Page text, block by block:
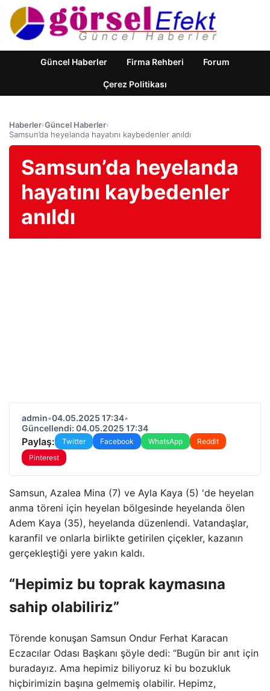
Güncel Haberler Firma Rehberi Forum
Çerez Politikası
Haberler›Güncel Haberler›
Samsun’da heyelanda hayatını kaybedenler anıldı
Samsun’da heyelanda
hayatını kaybedenler
anıldı
admin•04.05.2025 17:34•
Güncellendi: 04.05.2025 17:34
Paylaş: Twitter Facebook WhatsApp
Reddit
Pinterest
Samsun, Azalea Mina (7) ve Ayla Kaya (5) 'de heyelan
anma töreni için heyelan bölgesinde heyelanda ölen
Adem Kaya (35), heyelanda düzenlendi. Vatandaşlar,
karanfil ve onlarla birlikte getirilen çiçekler, kazanın
gerçekleştiği yere yakın kaldı.
“Hepimiz bu toprak kaymasına
sahip olabiliriz”
Törende konuşan Samsun Ondur Ferhat Karacan
Eczacılar Odası Başkanı şöyle dedi: “Bugün bir anıt için
buradayız. Ama hepimiz biliyoruz ki bu bozukluk
hiçbirimizin başına gelmemiş olabilir. Hepimz,